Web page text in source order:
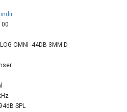
indir
OMNI -44DB 3MM D
SPL